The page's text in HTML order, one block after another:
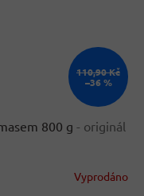
110,90 Kč
–36 %
800 g - originál
Vyprodáno